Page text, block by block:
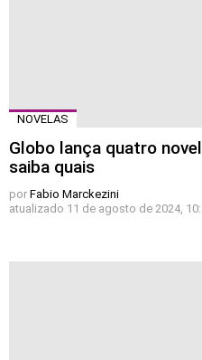
NOVELAS
Globo lança quatro
saiba quais
por Fabio Marckezini
atualizado 11 de agosto de 2024,